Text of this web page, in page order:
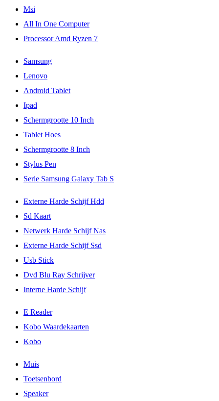
Msi
All In One Computer
Processor Amd Ryzen 7
Samsung
Lenovo
Android Tablet
Ipad
Schermgrootte 10 Inch
Tablet Hoes
Schermgrootte 8 Inch
Stylus Pen
Serie Samsung Galaxy Tab S
Externe Harde Schijf Hdd
Sd Kaart
Netwerk Harde Schijf Nas
Externe Harde Schijf Ssd
Usb Stick
Dvd Blu Ray Schrijver
Interne Harde Schijf
E Reader
Kobo Waardekaarten
Kobo
Muis
Toetsenbord
Speaker